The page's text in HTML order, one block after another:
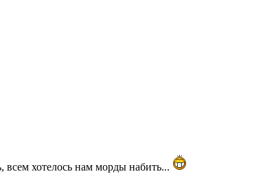
всем хотелось нам морды набить...